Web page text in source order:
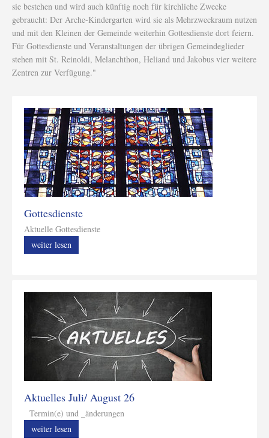
sie bestehen und wird auch künftig noch für kirchliche Zwecke
gebraucht: Der Arche-Kindergarten wird sie als Mehrzweckraum nutzen
und mit den Kleinen der Gemeinde weiterhin Gottesdienste dort feiern.
Für Gottesdienste und Veranstaltungen der übrigen Gemeindeglieder
stehen mit St. Reinoldi, Melanchthon, Heliand und Jakobus vier weitere
Zentren zur Verfügung."
Gottesdienste
Aktuelle Gottesdienste
weiter lesen
Aktuelles Juli/ August 26
Termin(e) und _änderungen
weiter lesen